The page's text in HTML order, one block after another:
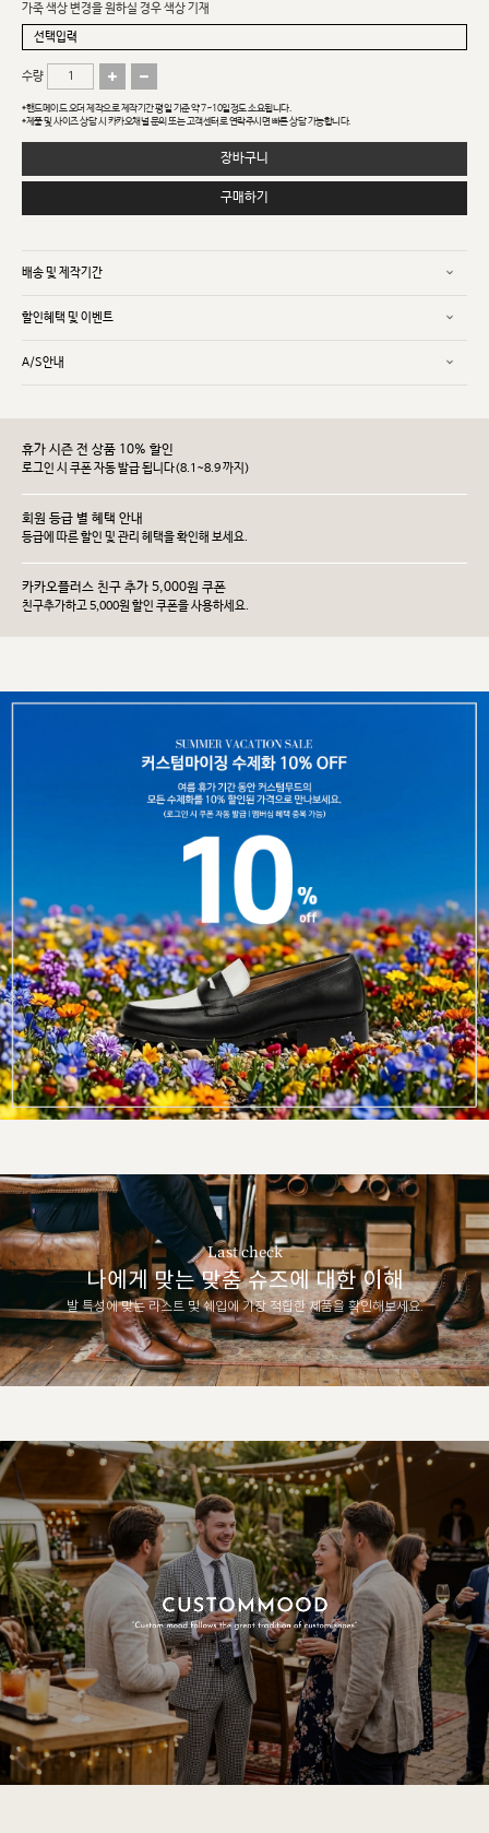
가죽 색상 변경을 원하실 경우 색상 기재
수량
*핸드메이드 오더 제작으로 제작기간 평일 기준 약 7~10일정도 소요됩니다.
*제품 및 사이즈 상담 시 카카오채널 문의 또는 고객센터로 연락주시면 빠른 상담 가능합니다.
장바구니
구매하기
배송 및 제작기간
할인혜택 및 이벤트
A/S안내
휴가 시즌 전 상품 10% 할인
로그인 시 쿠폰 자동 발급 됩니다(8.1~8.9 까지)
회원 등급 별 혜택 안내
등급에 따른 할인 및 관리 헤택을 확인해 보세요.
카카오플러스 친구 추가 5,000원 쿠폰
친구추가하고 5,000원 할인 쿠폰을 사용하세요.
Last check
나에게 맞는 맞춤 슈즈에 대한 이해
발 특성에 맞는 라스트 및 쉐입에 가장 적합한 제품을 확인해보세요.